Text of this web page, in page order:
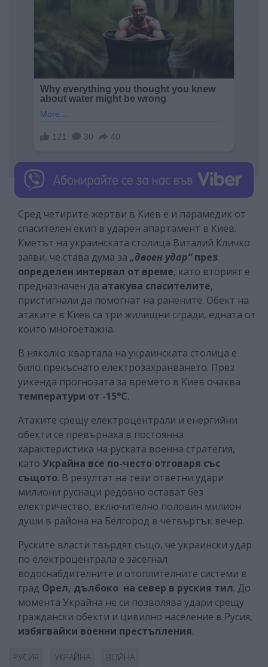
Сред четирите жертви в Киев е и парамедик от
спасителен екип в ударен апартамент в Киев.
Кметът на украинската столица Виталий Кличко
заяви, че става дума за „двоен удар“през
определен интервал от време, като вторият е
предназначен да атакува спасителите,
пристигнали да помогнат на ранените. Обект на
атаките в Киев са три жилищни сгради, едната от
които многоетажна.
В няколко квартала на украинската столица е
било прекъснато електрозахранването. През
уикенда прогнозата за времето в Киев очаква
температури от -15°C.
Атаките срещу електроцентрали и енергийни
обекти се превърнаха в постоянна
характеристика на руската военна стратегия,
като Украйна все по-често отговаря със
същото. В резултат на тези ответни удари
милиони руснаци редовно остават без
електричество, включително половин милион
души в района на Белгород в четвъртък вечер.
Руските власти твърдят също, че украински удар
по електроцентрала е засегнал
водоснабдителните и отоплителните системи в
град Орел, дълбоко на север в руския тил. До
момента Украйна не си позволява удари срещу
граждански обекти и цивилно население в Русия,
избягвайки военни престъпления.
РУСИЯ УКРАЙНА ВОЙНА